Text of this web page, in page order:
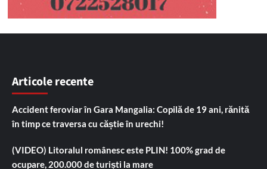
Articole recente
Accident feroviar în Gara Mangalia: Copilă de 19 ani, rănită
în timp ce traversa cu căștie în urechi!
(VIDEO) Litoralul românesc este PLIN! 100% grad de
ocupare, 200.000 de turiști la mare